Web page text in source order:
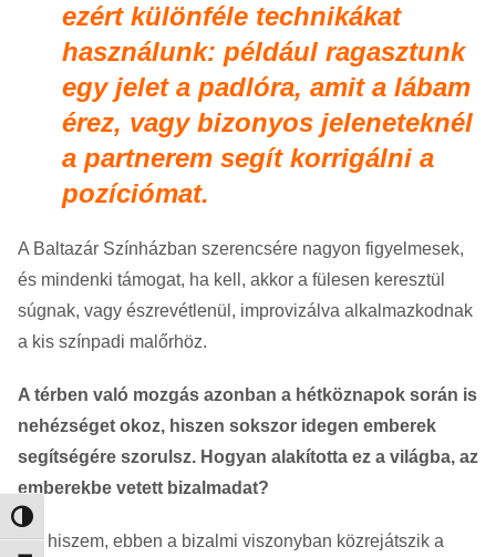
Nagy kontraszt váltása
ezért különféle technikákat
használunk: például ragasztunk
egy jelet a padlóra, amit a lábam
érez, vagy bizonyos jeleneteknél
a partnerem segít korrigálni a
pozíciómat.
A Baltazár Színházban szerencsére nagyon figyelmesek,
és mindenki támogat, ha kell, akkor a fülesen keresztül
súgnak, vagy észrevétlenül, improvizálva alkalmazkodnak
a kis színpadi malőrhöz.
A térben való mozgás azonban a hétköznapok során is
nehézséget okoz, hiszen sokszor idegen emberek
segítségére szorulsz. Hogyan alakította ez a világba, az
emberekbe vetett bizalmadat?
Azt hiszem, ebben a bizalmi viszonyban közrejátszik a